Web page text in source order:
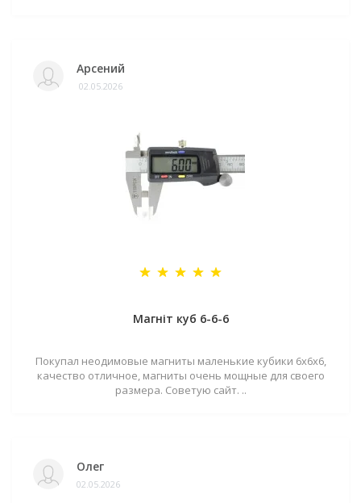
Арсений
02.05.2026
Магніт куб 6-6-6
Покупал неодимовые магниты маленькие кубики 6х6х6,
качество отличное, магниты очень мощные для своего
размера. Советую сайт. ..
Олег
02.05.2026